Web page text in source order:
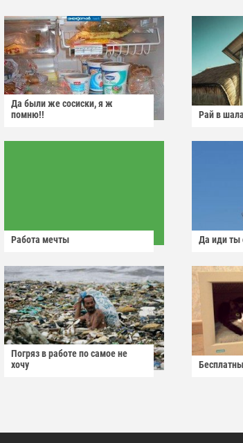
Да были же сосиски, я ж
помню!!
Рай в
Работа мечты Да иди ты
Погряз в работе по самое не
хочу